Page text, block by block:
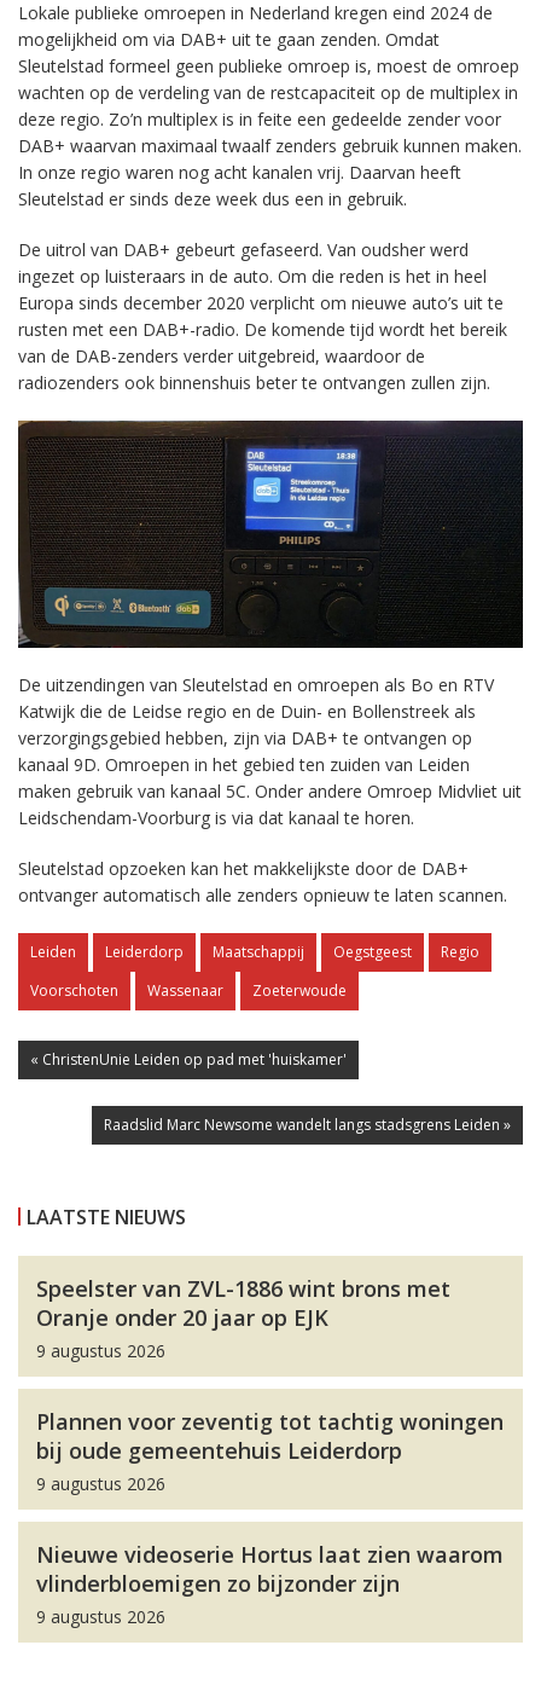
Lokale publieke omroepen in Nederland kregen eind 2024 de
mogelijkheid om via DAB+ uit te gaan zenden. Omdat
Sleutelstad formeel geen publieke omroep is, moest de omroep
wachten op de verdeling van de restcapaciteit op de multiplex in
deze regio. Zo’n multiplex is in feite een gedeelde zender voor
DAB+ waarvan maximaal twaalf zenders gebruik kunnen maken.
In onze regio waren nog acht kanalen vrij. Daarvan heeft
Sleutelstad er sinds deze week dus een in gebruik.
De uitrol van DAB+ gebeurt gefaseerd. Van oudsher werd
ingezet op luisteraars in de auto. Om die reden is het in heel
Europa sinds december 2020 verplicht om nieuwe auto’s uit te
rusten met een DAB+-radio. De komende tijd wordt het bereik
van de DAB-zenders verder uitgebreid, waardoor de
radiozenders ook binnenshuis beter te ontvangen zullen zijn.
De uitzendingen van Sleutelstad en omroepen als Bo en RTV
Katwijk die de Leidse regio en de Duin- en Bollenstreek als
verzorgingsgebied hebben, zijn via DAB+ te ontvangen op
kanaal 9D. Omroepen in het gebied ten zuiden van Leiden
maken gebruik van kanaal 5C. Onder andere Omroep Midvliet uit
Leidschendam-Voorburg is via dat kanaal te horen.
Sleutelstad opzoeken kan het makkelijkste door de DAB+
ontvanger automatisch alle zenders opnieuw te laten scannen.
Leiden Leiderdorp Maatschappij Oegstgeest
Regio
Voorschoten
Wassenaar Zoeterwoude
« ChristenUnie Leiden op pad met 'huiskamer'
Raadslid Marc Newsome wandelt langs stadsgrens Leiden »
LAATSTE NIEUWS
Speelster van ZVL-1886 wint brons met
Oranje onder 20 jaar op EJK
9 augustus 2026
Plannen voor zeventig tot tachtig woningen
bij oude gemeentehuis Leiderdorp
9 augustus 2026
Nieuwe videoserie Hortus laat zien waarom
vlinderbloemigen zo bijzonder zijn
9 augustus 2026